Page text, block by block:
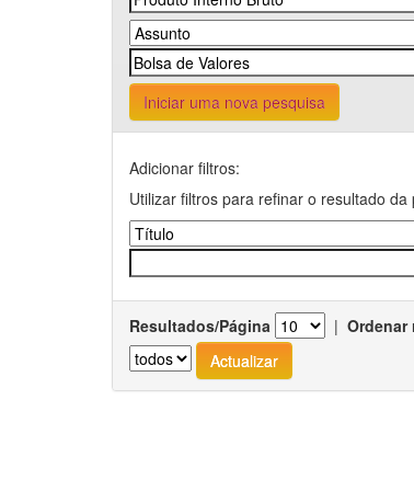
Iniciar uma nova pesquisa
Adicionar filtros:
Utilizar filtros para refinar o resultado da
Resultados/Página |